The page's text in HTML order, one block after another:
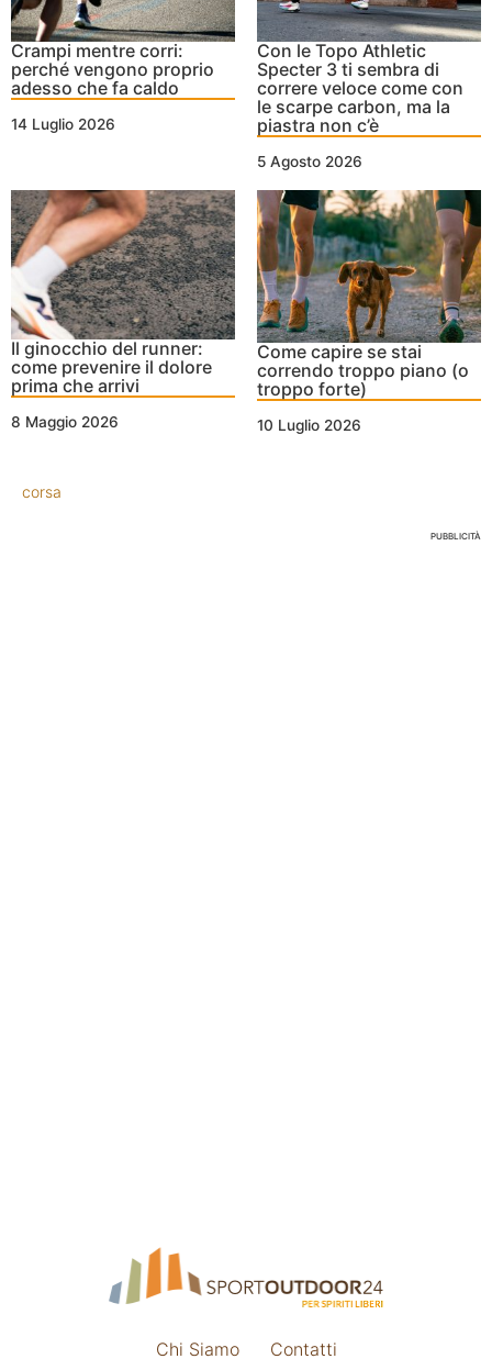
Crampi mentre corri:
perché vengono proprio
adesso che fa caldo
14 Luglio 2026
Con le Topo Athletic
Specter 3 ti sembra di
correre veloce come con
le scarpe carbon, ma la
piastra non c’è
5 Agosto 2026
Il ginocchio del runner:
come prevenire il dolore
prima che arrivi
8 Maggio 2026
Come capire se stai
correndo troppo piano (o
troppo forte)
10 Luglio 2026
corsa
PUBBLICITÀ
Chi Siamo Contatti